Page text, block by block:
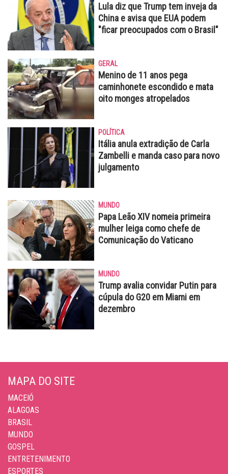
Lula diz que Trump tem inveja da
China e avisa que EUA podem
"ficar preocupados com o Brasil"
GERAL
Menino de 11 anos pega
caminhonete escondido e mata
oito monges atropelados
POLÍTICA
Itália anula extradição de Carla
Zambelli e manda caso para novo
julgamento
MUNDO
Papa Leão XIV nomeia primeira
mulher leiga como chefe de
Comunicação do Vaticano
MUNDO
Trump avalia convidar Putin para
cúpula do G20 em Miami em
dezembro
MAPA DO SITE
MACEIÓ
ALAGOAS
BRASIL
MUNDO
GOSPEL
ENTRETENIMENTO
ESPORTES